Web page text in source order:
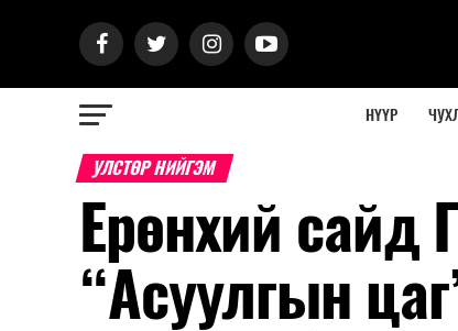
НҮҮР
УЛСТӨР НИЙГЭМ
Ерөнхий
“Асуулгын